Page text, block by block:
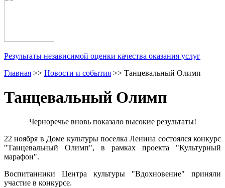
Результаты независимой оценки качества оказания услуг
Главная >> Новости и события >> Танцевальный Олимп
Танцевальный Олимп
Черноречье вновь показало высокие результаты!
22 ноября в Доме культуры поселка Ленина состоялся конкурс
"Танцевальный Олимп", в рамках проекта "Культурный
марафон".
Воспитанники Центра культуры "Вдохновение" приняли
участие в конкурсе.